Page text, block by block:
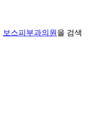
보스피부과의원 을 검색